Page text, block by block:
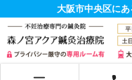
大阪市中央区に